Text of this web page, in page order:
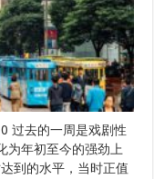
过去的一周是戏剧性
为年初至今的强劲上
到的水平，当时正值